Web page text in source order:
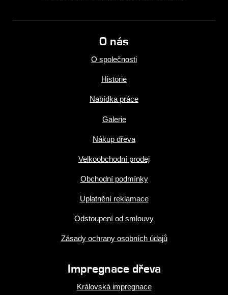
O nás
O společnosti
Historie
Nabídka práce
Galerie
Nákup dřeva
Velkoobchodní prodej
Obchodní podmínky
Uplatnění reklamace
Odstoupení od smlouvy
Zásady ochrany osobních údajů
Impregnace dřeva
Královská impregnace